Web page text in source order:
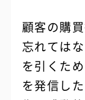
顧客の購
忘れては
を引くた
を発信し